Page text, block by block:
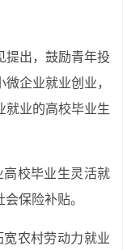
提出，鼓励青年投
企业就业创业，
就业的高校毕业生
高校毕业生灵活就
保险补贴。
农村劳动力就业